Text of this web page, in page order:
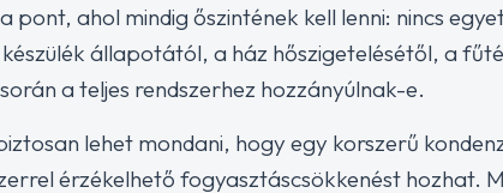
pont, ahol mindig őszintének kell lenni: nincs
állapotától, a ház hőszigetelésétől, a
a teljes rendszerhez hozzányúlnak-e.
lehet mondani, hogy egy korszerű
érzékelhető fogyasztáscsökkenést hozhat.